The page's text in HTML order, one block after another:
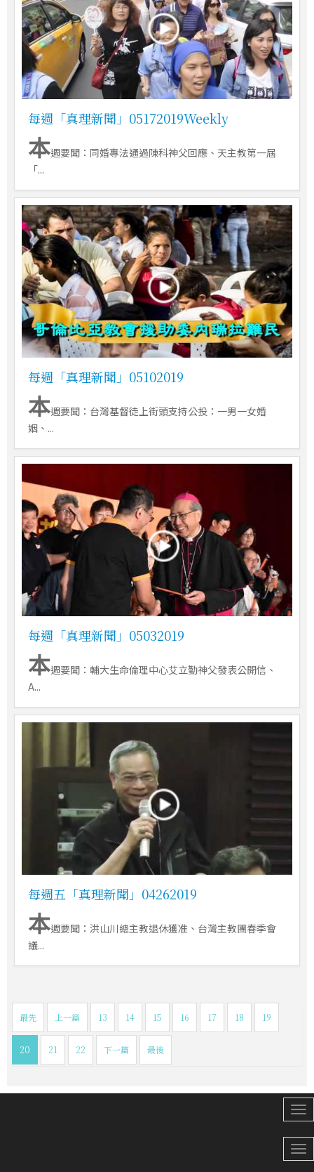
每週「真理新聞」05172019Weekly
本週要聞：同婚專法通過陳科神父回應、天主教第一屆
「...
每週「真理新聞」05102019
本週要聞：台灣基督徒上街頭支持公投：一男一女婚
姻、...
每週「真理新聞」05032019
本週要聞：輔大生命倫理中心艾立勤神父發表公開信、
A...
每週五「真理新聞」04262019
本週要聞：洪山川總主教退休獲准、台灣主教團春季會
議...
最先 上一篇 13 14 15 16 17 18 19
20 21 22 下一篇 最後